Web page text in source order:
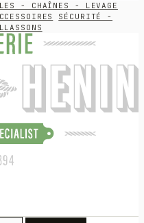
- CHAÎNES - LEVAGE
SÉCURITÉ -